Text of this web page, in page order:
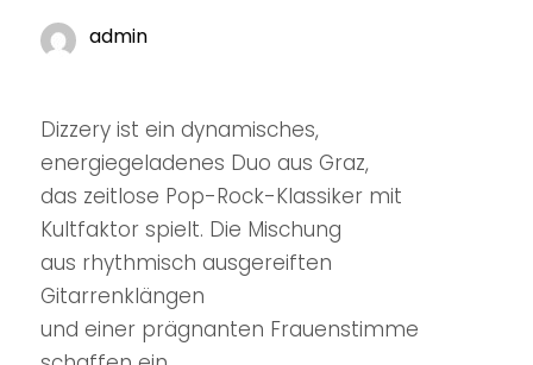
admin
Dizzery ist ein dynamisches,
energiegeladenes Duo aus Graz,
das zeitlose Pop-Rock-Klassiker mit
Kultfaktor spielt. Die Mischung
aus rhythmisch ausgereiften
Gitarrenklängen
und einer prägnanten Frauenstimme